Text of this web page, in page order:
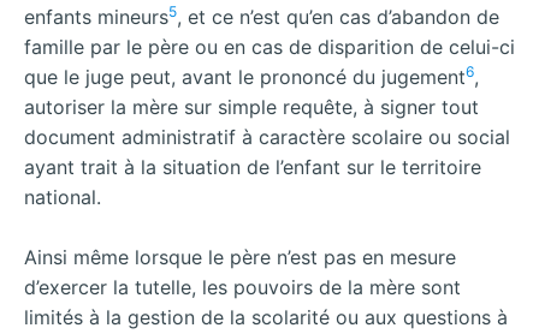
enfants mineurs5, et ce n’est qu’en cas d’abandon de
famille par le père ou en cas de disparition de celui-ci
que le juge peut, avant le prononcé du jugement6,
autoriser la mère sur simple requête, à signer tout
document administratif à caractère scolaire ou social
ayant trait à la situation de l’enfant sur le territoire
national.
Ainsi même lorsque le père n’est pas en mesure
d’exercer la tutelle, les pouvoirs de la mère sont
limités à la gestion de la scolarité ou aux questions à